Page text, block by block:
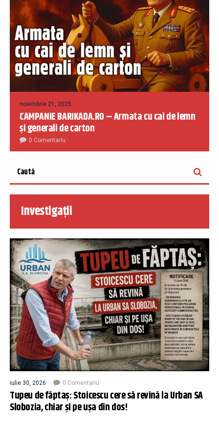
noiembrie 21, 2025
CAMPANIE BARIKADA.RO – Armata cu cai de lemn
și generali de carton
0 Comentariu
Investigații
iulie 30, 2026 0 Comentariu
Tupeu de făptaș: Stoicescu cere să revină la Urban SA
Slobozia, chiar și pe ușa din dos!